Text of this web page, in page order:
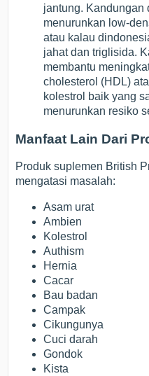
jantung. Kandungan
menurunkan low-
atau kalau
jahat dan triglisida.
membantu
cholesterol (HDL)
kolestrol baik yang
menurunkan resiko
Manfaat Lain Dari
Produk suplemen British
mengatasi masalah:
Asam urat
Ambien
Kolestrol
Authism
Hernia
Cacar
Bau badan
Campak
Cikungunya
Cuci darah
Gondok
Kista